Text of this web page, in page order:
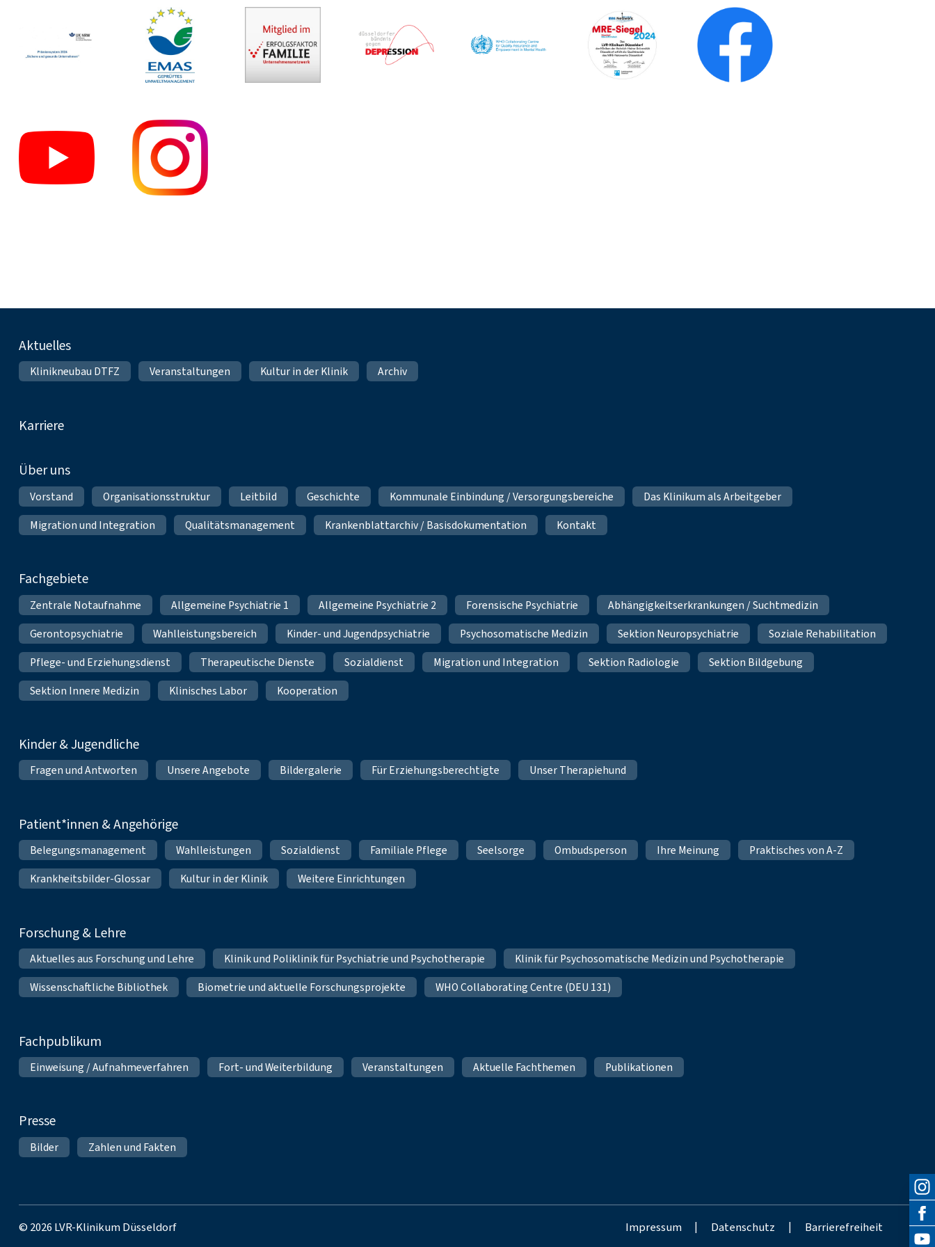
Fußnavigation
Aktuelles
Klinikneubau DTFZ Veranstaltungen Kultur in der Klinik Archiv
Karriere
Über uns
Vorstand Organisationsstruktur Leitbild Geschichte Kommunale Einbindung / Versorgungsbereiche
Das Klinikum als Arbeitgeber
Migration und Integration
Qualitätsmanagement Krankenblattarchiv / Basisdokumentation Kontakt
Fachgebiete
Zentrale Notaufnahme Allgemeine Psychiatrie 1 Allgemeine Psychiatrie 2 Forensische Psychiatrie
Abhängigkeitserkrankungen / Suchtmedizin
Gerontopsychiatrie
Wahlleistungsbereich Kinder- und Jugendpsychiatrie Psychosomatische Medizin Sektion Neuropsychiatrie
Soziale Rehabilitation
Pflege- und Erziehungsdienst
Therapeutische Dienste Sozialdienst Migration und Integration Sektion Radiologie
Sektion Bildgebung
Sektion Innere Medizin
Klinisches Labor Kooperation
Kinder & Jugendliche
Fragen und Antworten Unsere Angebote Bildergalerie Für Erziehungsberechtigte Unser Therapiehund
Patient*innen & Angehörige
Belegungsmanagement Wahlleistungen Sozialdienst Familiale Pflege Seelsorge Ombudsperson Ihre Meinung
Praktisches von A-Z
Krankheitsbilder-Glossar
Kultur in der Klinik Weitere Einrichtungen
Forschung & Lehre
Aktuelles aus Forschung und Lehre Klinik und Poliklinik für Psychiatrie und Psychotherapie
Klinik für Psychosomatische Medizin und Psychotherapie
Wissenschaftliche Bibliothek
Biometrie und aktuelle Forschungsprojekte WHO Collaborating Centre (DEU 131)
Fachpublikum
Einweisung / Aufnahmeverfahren Fort- und Weiterbildung Veranstaltungen Aktuelle Fachthemen Publikationen
Presse
Bilder Zahlen und Fakten
© 2026 LVR-Klinikum Düsseldorf Impressum | Datenschutz | Barrierefreiheit